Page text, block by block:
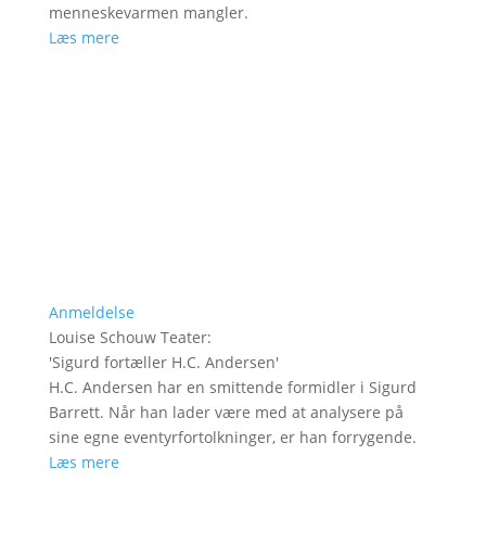
menneskevarmen mangler.
Læs mere
Anmeldelse
Louise Schouw Teater:
'Sigurd fortæller H.C. Andersen'
H.C. Andersen har en smittende formidler i Sigurd
Barrett. Når han lader være med at analysere på
sine egne eventyrfortolkninger, er han forrygende.
Læs mere